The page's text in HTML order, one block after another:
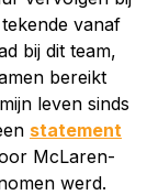
vanaf
bij dit team,
bereikt
leven sinds
statement
McLaren-
werd.